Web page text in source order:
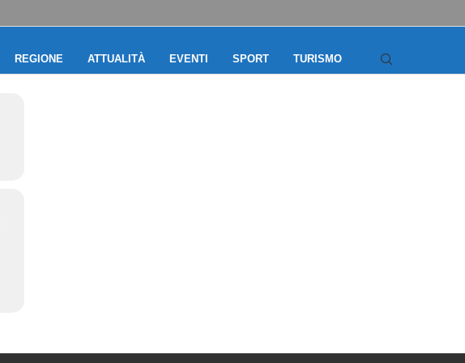
REGIONE ATTUALITÀ EVENTI SPORT TURISMO